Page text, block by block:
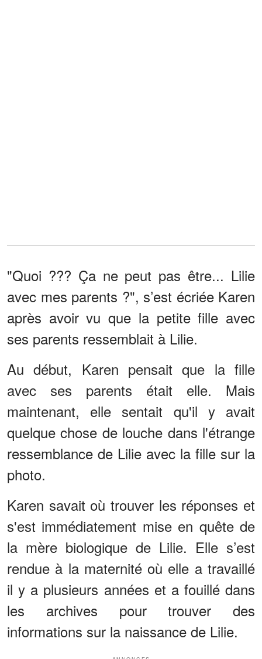
"Quoi ??? Ça ne peut pas être... Lilie
avec mes parents ?", s’est écriée Karen
après avoir vu que la petite fille avec
ses parents ressemblait à Lilie.
Au début, Karen pensait que la fille
avec ses parents était elle. Mais
maintenant, elle sentait qu'il y avait
quelque chose de louche dans l'étrange
ressemblance de Lilie avec la fille sur la
photo.
Karen savait où trouver les réponses et
s'est immédiatement mise en quête de
la mère biologique de Lilie. Elle s’est
rendue à la maternité où elle a travaillé
il y a plusieurs années et a fouillé dans
les archives pour trouver des
informations sur la naissance de Lilie.